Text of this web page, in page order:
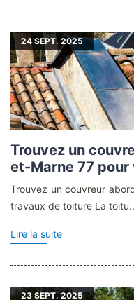
24 SEPT. 2025
Trouvez un
et-Marne 77
Trouvez un couvreur
travaux de toiture La
Lire la suite
23 SEPT. 2025